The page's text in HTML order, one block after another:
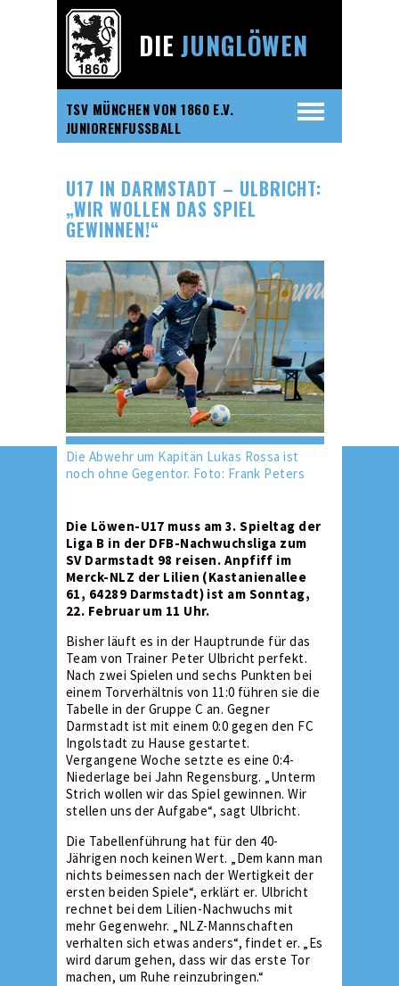
TSV MÜNCHEN VON 1860 E.V.
JUNIORENFUSSBALL
DIEJUNGLÖWEN
U17 IN DARMSTADT – ULBRICHT:
„WIR WOLLEN DAS SPIEL
GEWINNEN!“
Die Abwehr um Kapitän Lukas Rossa ist
noch ohne Gegentor. Foto: Frank Peters
Die Löwen-U17 muss am 3. Spieltag der
Liga B in der DFB-Nachwuchsliga zum
SV Darmstadt 98 reisen. Anpfiff im
Merck-NLZ der Lilien (Kastanienallee
61, 64289 Darmstadt) ist am Sonntag,
22. Februar um 11 Uhr.
Bisher läuft es in der Hauptrunde für das
Team von Trainer Peter Ulbricht perfekt.
Nach zwei Spielen und sechs Punkten bei
einem Torverhältnis von 11:0 führen sie die
Tabelle in der Gruppe C an. Gegner
Darmstadt ist mit einem 0:0 gegen den FC
Ingolstadt zu Hause gestartet.
Vergangene Woche setzte es eine 0:4-
Niederlage bei Jahn Regensburg. „Unterm
Strich wollen wir das Spiel gewinnen. Wir
stellen uns der Aufgabe“, sagt Ulbricht.
Die Tabellenführung hat für den 40-
Jährigen noch keinen Wert. „Dem kann man
nichts beimessen nach der Wertigkeit der
ersten beiden Spiele“, erklärt er. Ulbricht
rechnet bei dem Lilien-Nachwuchs mit
mehr Gegenwehr. „NLZ-Mannschaften
verhalten sich etwas anders“, findet er. „Es
wird darum gehen, dass wir das erste Tor
machen, um Ruhe reinzubringen.“